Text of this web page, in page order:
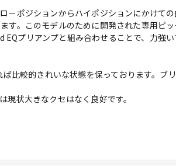
ーポジションからハイポジションにかけて
す。このモデルのために開発された専用ピ
プリアンプと組み合わせることで、力強
比較的きれいな状態を保っております。ブ
状大きなクセはなく良好です。